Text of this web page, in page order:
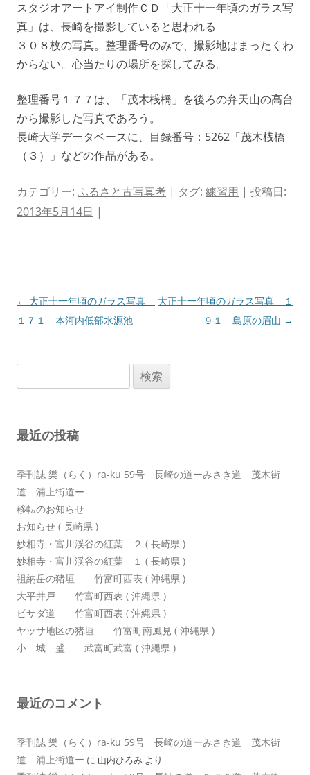
スタジオアートアイ制作ＣＤ「大正十一年頃のガラス写
真」は、長崎を撮影していると思われる
３０８枚の写真。整理番号のみで、撮影地はまったくわ
からない。心当たりの場所を探してみる。
整理番号１７７は、「茂木桟橋」を後ろの弁天山の高台
から撮影した写真であろう。
長崎大学データベースに、目録番号：5262「茂木桟橋
（３）」などの作品がある。
カテゴリー: ふるさと古写真考 | タグ: 練習用 | 投稿日:
2013年5月14日 |
投
稿
ョ
← 大正十一年頃のガラス写真
１７１ 本河内低部水源池
大正十一年頃のガラス写真 １
９１ 島原の眉山 →
索:
最近の投稿
季刊誌 樂（らく）ra-ku 59号 長崎の道ーみさき道 茂木街
道 浦上街道ー
移転のお知らせ
お知らせ ( 長崎県 )
妙相寺・富川渓谷の紅葉 ２ ( 長崎県 )
妙相寺・富川渓谷の紅葉 １ ( 長崎県 )
祖納岳の猪垣 竹富町西表 ( 沖縄県 )
大平井戸 竹富町西表 ( 沖縄県 )
ピサダ道 竹富町西表 ( 沖縄県 )
ヤッサ地区の猪垣 竹富町南風見 ( 沖縄県 )
小 城 盛 武富町武富 ( 沖縄県 )
最近のコメント
季刊誌 樂（らく）ra-ku 59号 長崎の道ーみさき道 茂木街
道 浦上街道ー に 山内ひろみ より